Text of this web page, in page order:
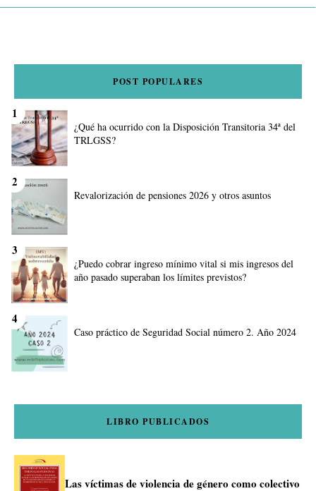
POST POPULARES
¿Qué ha ocurrido con la Disposición Transitoria 34ª del
TRLGSS?
Revalorización de pensiones 2026 y otros asuntos
¿Puedo cobrar ingreso mínimo vital si mis ingresos del
año pasado superaban los límites previstos?
Caso práctico de Seguridad Social número 2. Año 2024
LIBRO PUBLICADOS
Las víctimas de violencia de género como colectivo